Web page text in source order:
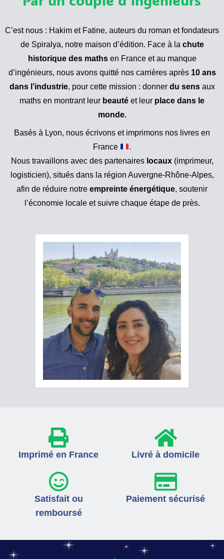
C’est nous : Hakim et Fatine, auteurs du roman et fondateurs
de Spiralya, notre maison d’édition. Face à la chute
historique des mathsen France et au manque
d’ingénieurs, nous avons quitté nos carrières après 10 ans
dans l’industrie, pour cette mission : donner du sens aux
maths en montrant leur beauté et leur place dans le
monde.
Basés à Lyon, nous écrivons et imprimons nos livres en
France
.
Nous travaillons avec des partenaires locaux(imprimeur,
logisticien), situés dans la région Auvergne-Rhône-Alpes,
afin de réduire notre empreinte énergétique, soutenir
l’économie locale et suivre chaque étape de près.
Imprimé en France Livré à domicile
Satisfait ou
remboursé
Paiement sécurisé